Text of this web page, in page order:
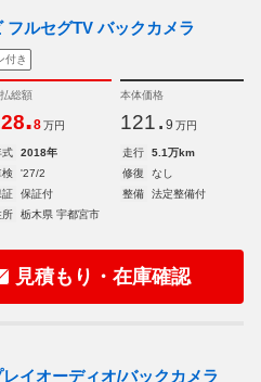
フルセグTV バックカメラ
付き
総額
.8 万円
本体価格
121. 9 万円
式 2018年 走行
5.1万km
検
'27/2 修復
なし
証
保証付 整備
法定整備付
所
栃木県 宇都宮市
見積もり・在庫確認
イオーディオ/バックカメラ